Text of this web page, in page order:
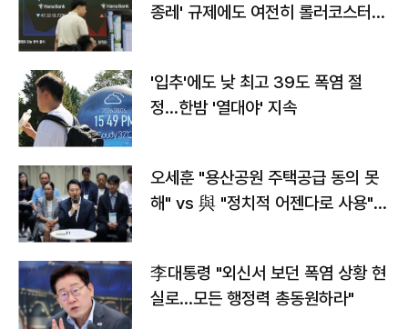
종레' 규제에도 여전히 롤러코스터
'입추'에도 낮 최고 39도 폭염 절
정…한밤 '열대야' 지속
오세훈 "용산공원 주택공급 동의 못
해" vs 與 "정치적 어젠다로 사용"
李대통령 "외신서 보던 폭염 상황 현
실로…모든 행정력 총동원하라"